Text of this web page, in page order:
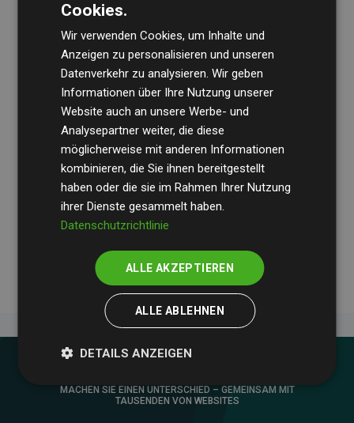
Die Wirtschaftsprüfungsgesellschaft BDOüberprüft
regelmäßig unsere Berechnungen und Methodik, um
Transparenz und Verlässlichkeit sicherzustellen.
Ihre Prüfungen belegen, dass unsere Investitionen in
Klimaschutzprojekte im Durchschnitt200 % der
geschätzten CO₂-Emissionender teilnehmenden
Websites kompensieren – ein klarer Nachweis für die
messbare Klimawirkung unseres Ansatzes.
MACHEN SIE EINEN UNTERSCHIED – GEMEINSAM MIT
TAUSENDEN VON WEBSITES
Cookies.
Wir verwenden Cookies, um Inhalte und
Anzeigen zu personalisieren und unseren
Datenverkehr zu analysieren. Wir geben
Informationen über Ihre Nutzung unserer
Website auch an unsere Werbe- und
Analysepartner weiter, die diese
möglicherweise mit anderen Informationen
kombinieren, die Sie ihnen bereitgestellt
haben oder die sie im Rahmen Ihrer Nutzung
ihrer Dienste gesammelt haben.
Datenschutzrichtlinie
ALLE AKZEPTIEREN
ALLE ABLEHNEN
DETAILS ANZEIGEN